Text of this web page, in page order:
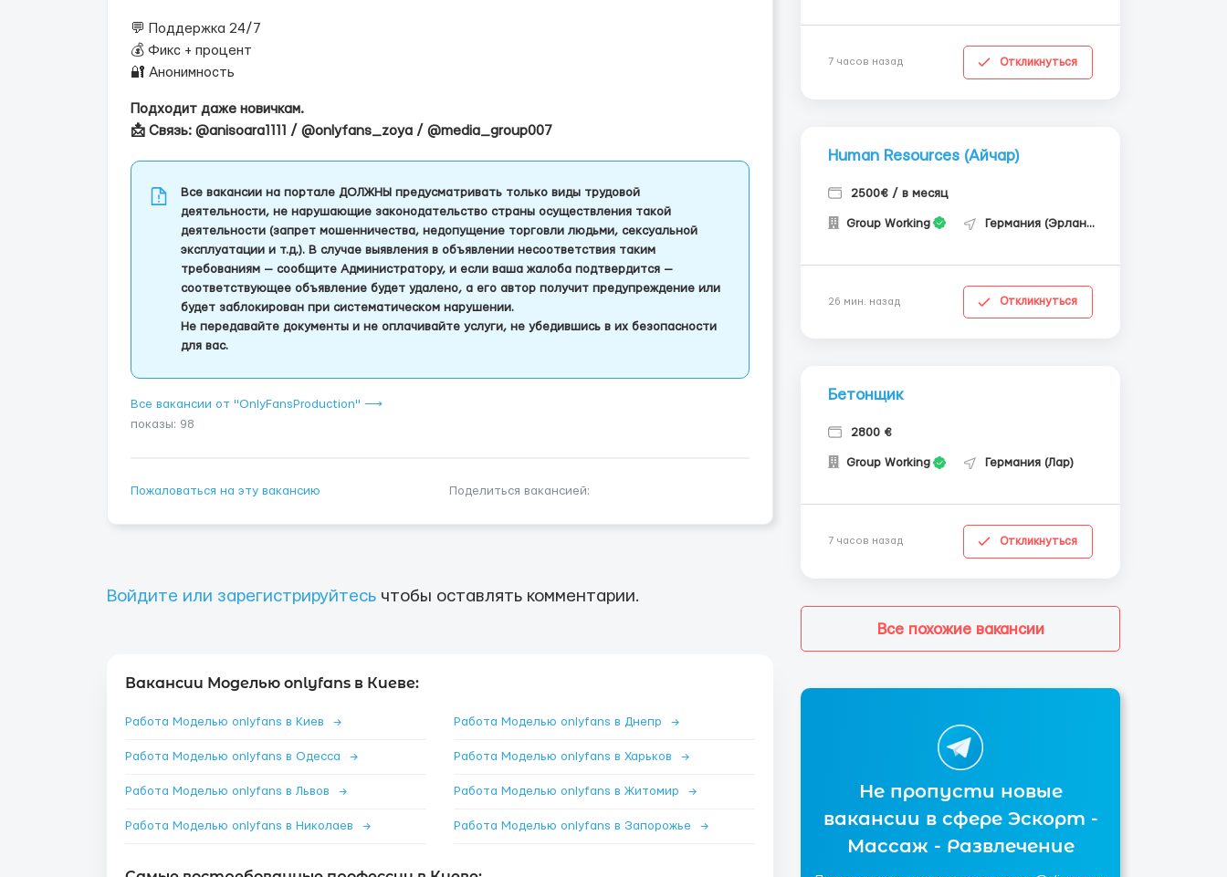
💬 Поддержка 24/7
💰 Фикс + процент
🔐 Анонимность
Подходит даже новичкам.
📩 Связь: @anisoara1111 / @onlyfans_zoya / @media_group007
Все вакансии на портале ДОЛЖНЫ предусматривать только виды трудовой
деятельности, не нарушающие законодательство страны осуществления такой
деятельности (запрет мошенничества, недопущение торговли людьми, сексуальной
эксплуатации и т.д.). В случае выявления в объявлении несоответствия таким
требованиям — сообщите Администратору, и если ваша жалоба подтвердится —
соответствующее объявление будет удалено, а его автор получит предупреждение или
будет заблокирован при систематическом нарушении.
Не передавайте документы и не оплачивайте услуги, не убедившись в их безопасности
для вас.
Все вакансии от "OnlyFansProduction" ⟶
показы: 98
Пожаловаться на эту вакансию Поделиться вакансией:
Войдите или зарегистрируйтесь чтобы оставлять комментарии.
Вакансии Моделью onlyfans в Киеве:
Работа Моделью onlyfans в Киев → Работа Моделью onlyfans в Днепр →
Работа Моделью onlyfans в Одесса → Работа Моделью onlyfans в Харьков →
Работа Моделью onlyfans в Львов → Работа Моделью onlyfans в Житомир →
Работа Моделью onlyfans в Николаев → Работа Моделью onlyfans в Запорожье →
7 часов назад Откликнуться
Human Resources (Айчар)
2500€ / в месяц
Group Working Германия (Эрланген)
26 мин. назад Откликнуться
Бетонщик
2800 €
Group Working Германия (Лар)
7 часов назад Откликнуться
Все похожие вакансии
Не пропусти новые
вакансии в сфере Эскорт -
Массаж - Развлечение